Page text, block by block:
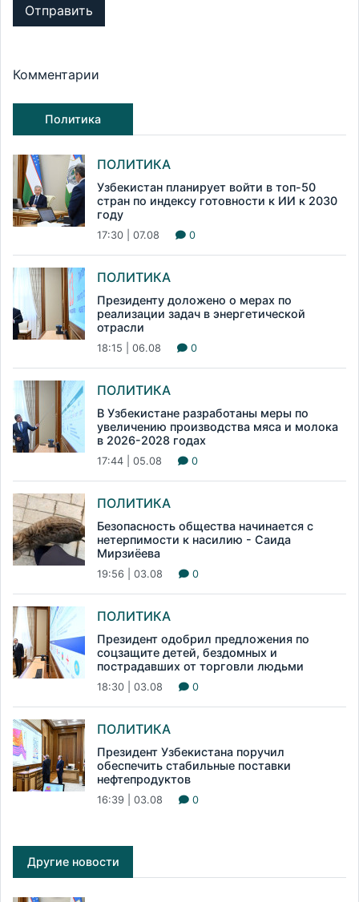
Отправить
Комментарии
Политика
ПОЛИТИКА
Узбекистан планирует войти в топ-50
стран по индексу готовности к ИИ к 2030
году
17:30 | 07.08 0
ПОЛИТИКА
Президенту доложено о мерах по
реализации задач в энергетической
отрасли
18:15 | 06.08 0
ПОЛИТИКА
В Узбекистане разработаны меры по
увеличению производства мяса и молока
в 2026-2028 годах
17:44 | 05.08 0
ПОЛИТИКА
Безопасность общества начинается с
нетерпимости к насилию - Саида
Мирзиёева
19:56 | 03.08 0
ПОЛИТИКА
Президент одобрил предложения по
соцзащите детей, бездомных и
пострадавших от торговли людьми
18:30 | 03.08 0
ПОЛИТИКА
Президент Узбекистана поручил
обеспечить стабильные поставки
нефтепродуктов
16:39 | 03.08 0
Другие новости